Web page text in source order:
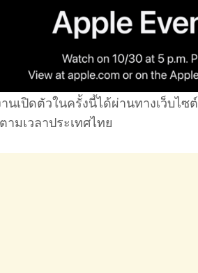
เปิดตัวในครั้งนี้ได้ผ่านทางเว็บไซต์
มเวลาประเทศไทย